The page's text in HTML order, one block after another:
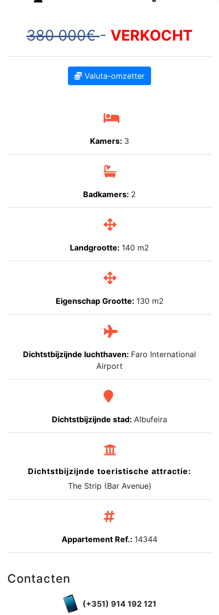
380 000€- VERKOCHT
Valuta-omzetter
Kamers: 3
Badkamers: 2
Landgrootte: 140 m2
Eigenschap Grootte: 130 m2
Dichtstbijzijnde luchthaven: Faro International
Airport
Dichtstbijzijnde stad: Albufeira
Dichtstbijzijnde toeristische attractie:
The Strip (Bar Avenue)
Appartement Ref.: 14344
Contacten
(+351) 914 192 121